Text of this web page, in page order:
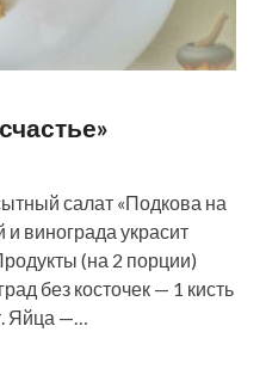
салат «Подкова на
винограда украсит
(на 2 порции)
без косточек — 1 кисть
Яйца —…